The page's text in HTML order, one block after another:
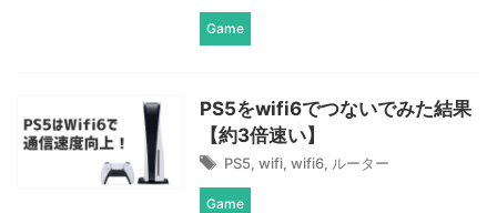
Game
PS5をwifi6でつないでみた結果
【約3倍速い】
PS5, wifi, wifi6, ルーター
Game